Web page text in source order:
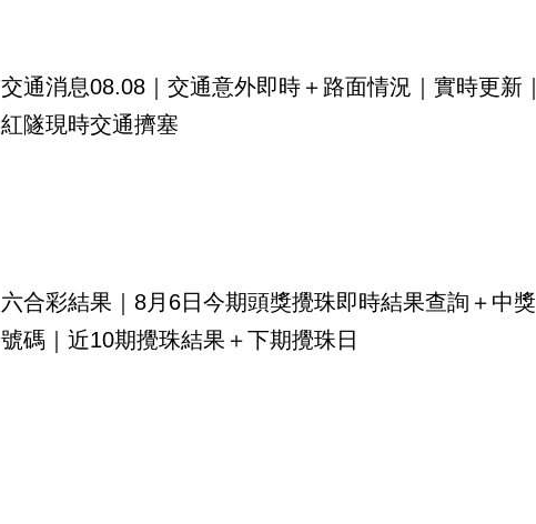
交通消息08.08｜交通意外即時＋路面情況｜實時更新｜
紅隧現時交通擠塞
六合彩結果｜8月6日今期頭獎攪珠即時結果查詢＋中獎
號碼｜近10期攪珠結果＋下期攪珠日